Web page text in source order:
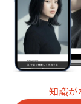
知識が